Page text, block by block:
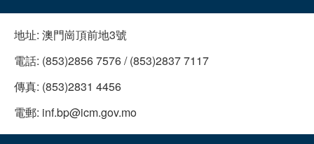
地址: 澳門崗頂前地3號
電話: (853)2856 7576 / (853)2837 7117
傳真: (853)2831 4456
電郵: inf.bp@icm.gov.mo